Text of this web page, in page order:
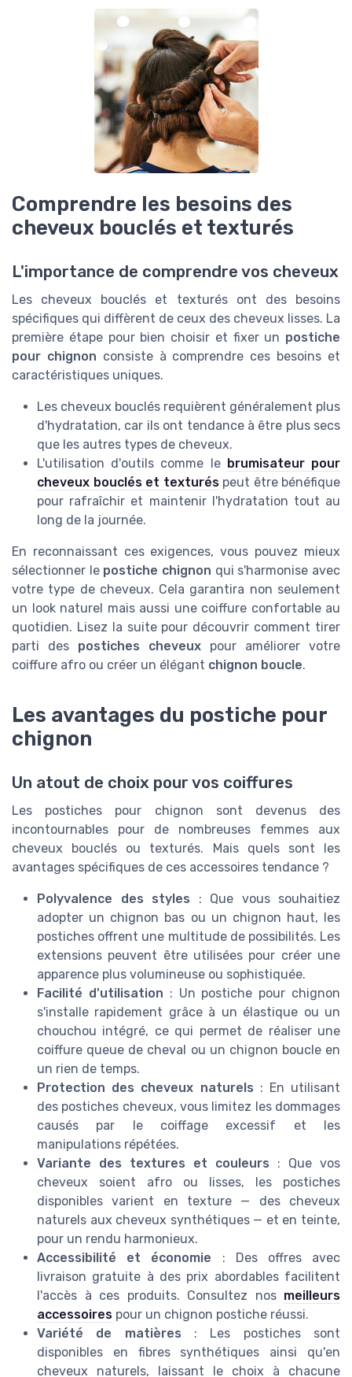
Comprendre les besoins des
cheveux bouclés et texturés
L'importance de comprendre vos cheveux
Les cheveux bouclés et texturés ont des besoins
spécifiques qui diffèrent de ceux des cheveux lisses. La
première étape pour bien choisir et fixer un postiche
pour chignon consiste à comprendre ces besoins et
caractéristiques uniques.
Les cheveux bouclés requièrent généralement plus
d'hydratation, car ils ont tendance à être plus secs
que les autres types de cheveux.
L'utilisation d'outils comme le brumisateur pour
cheveux bouclés et texturéspeut être bénéfique
pour rafraîchir et maintenir l'hydratation tout au
long de la journée.
En reconnaissant ces exigences, vous pouvez mieux
sélectionner le postiche chignon qui s'harmonise avec
votre type de cheveux. Cela garantira non seulement
un look naturel mais aussi une coiffure confortable au
quotidien. Lisez la suite pour découvrir comment tirer
parti des postiches cheveux pour améliorer votre
coiffure afro ou créer un élégant chignon boucle.
Les avantages du postiche pour
chignon
Un atout de choix pour vos coiffures
Les postiches pour chignon sont devenus des
incontournables pour de nombreuses femmes aux
cheveux bouclés ou texturés. Mais quels sont les
avantages spécifiques de ces accessoires tendance ?
Polyvalence des styles : Que vous souhaitiez
adopter un chignon bas ou un chignon haut, les
postiches offrent une multitude de possibilités. Les
extensions peuvent être utilisées pour créer une
apparence plus volumineuse ou sophistiquée.
Facilité d'utilisation : Un postiche pour chignon
s'installe rapidement grâce à un élastique ou un
chouchou intégré, ce qui permet de réaliser une
coiffure queue de cheval ou un chignon boucle en
un rien de temps.
Protection des cheveux naturels : En utilisant
des postiches cheveux, vous limitez les dommages
causés par le coiffage excessif et les
manipulations répétées.
Variante des textures et couleurs : Que vos
cheveux soient afro ou lisses, les postiches
disponibles varient en texture — des cheveux
naturels aux cheveux synthétiques — et en teinte,
pour un rendu harmonieux.
Accessibilité et économie : Des offres avec
livraison gratuite à des prix abordables facilitent
l'accès à ces produits. Consultez nos meilleurs
accessoires pour un chignon postiche réussi.
Variété de matières : Les postiches sont
disponibles en fibres synthétiques ainsi qu'en
cheveux naturels, laissant le choix à chacune